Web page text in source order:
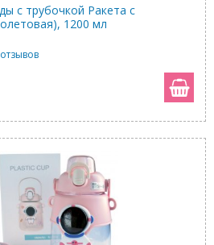
с трубочкой Ракета с
1200 мл